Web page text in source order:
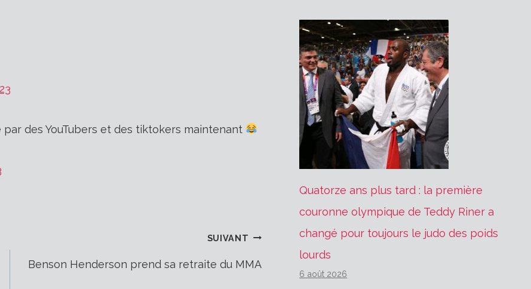
des YouTubers et des tiktokers maintenant
SUIVANT
Benson Henderson prend sa retraite du MMA
Quatorze ans plus tard : la première
couronne olympique de Teddy Riner a
changé pour toujours le judo des poids
lourds
6 août 2026